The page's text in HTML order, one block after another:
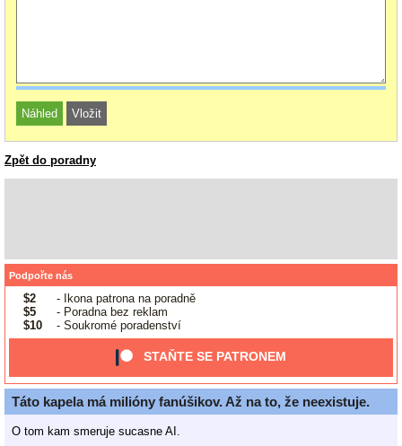
Zpět do poradny
Podpořte nás
$2
- Ikona patrona na poradně
$5
- Poradna bez reklam
$10
- Soukromé poradenství
STAŇTE SE PATRONEM
Táto kapela má milióny fanúšikov. Až na to, že neexistuje.
O tom kam smeruje sucasne AI.